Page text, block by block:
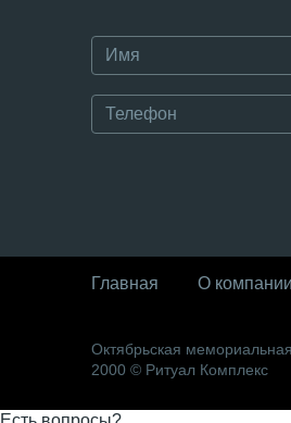
Главная О компании
Октябрьская
2000 © Ритуал Комплекс